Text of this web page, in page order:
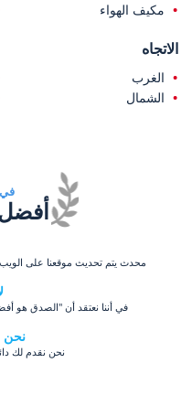
مكيف الهواء
الاتجاه
الغرب
الشمال
أفضل
محدث يتم تحديث موقعنا على
في أننا نعتقد أن "الصدق هو
نحن نقدم لك